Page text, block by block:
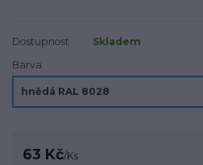
Dostupnost
Skladem
Barva
63 Kč/Ks